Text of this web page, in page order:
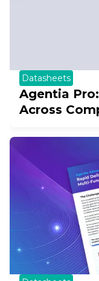
Datasheets
Agentia
Across